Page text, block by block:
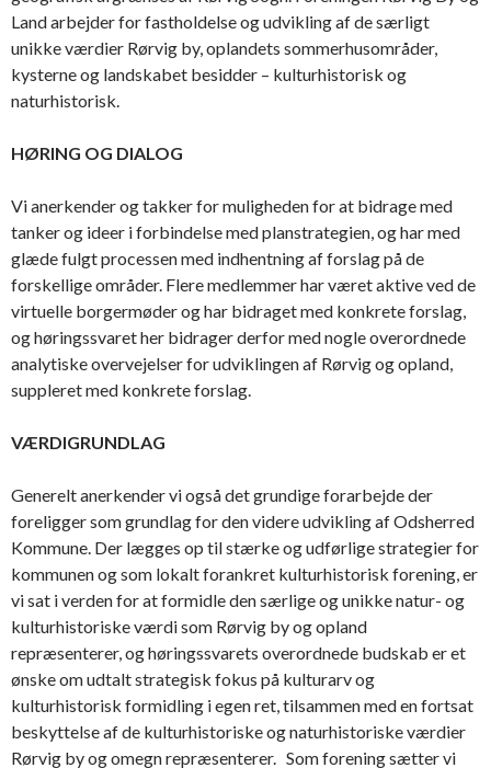
Land arbejder for fastholdelse og udvikling af de særligt
unikke værdier Rørvig by, oplandets sommerhusområder,
kysterne og landskabet besidder – kulturhistorisk og
naturhistorisk.
HØRING OG DIALOG
Vi anerkender og takker for muligheden for at bidrage med
tanker og ideer i forbindelse med planstrategien, og har med
glæde fulgt processen med indhentning af forslag på de
forskellige områder. Flere medlemmer har været aktive ved de
virtuelle borgermøder og har bidraget med konkrete forslag,
og høringssvaret her bidrager derfor med nogle overordnede
analytiske overvejelser for udviklingen af Rørvig og opland,
suppleret med konkrete forslag.
VÆRDIGRUNDLAG
Generelt anerkender vi også det grundige forarbejde der
foreligger som grundlag for den videre udvikling af Odsherred
Kommune. Der lægges op til stærke og udførlige strategier for
kommunen og som lokalt forankret kulturhistorisk forening, er
vi sat i verden for at formidle den særlige og unikke natur- og
kulturhistoriske værdi som Rørvig by og opland
repræsenterer, og høringssvarets overordnede budskab er et
ønske om udtalt strategisk fokus på kulturarv og
kulturhistorisk formidling i egen ret, tilsammen med en fortsat
beskyttelse af de kulturhistoriske og naturhistoriske værdier
Rørvig by og omegn repræsenterer. Som forening sætter vi